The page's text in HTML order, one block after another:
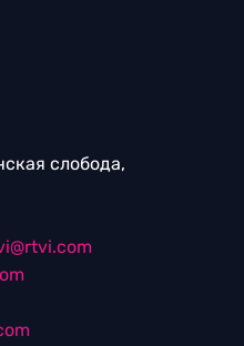
слобода,